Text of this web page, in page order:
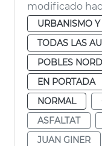
modificado
URBANISMO
TODAS LAS
POBLES NORD
EN PORTADA
NORMAL
ASFALTAT
JUAN GINER